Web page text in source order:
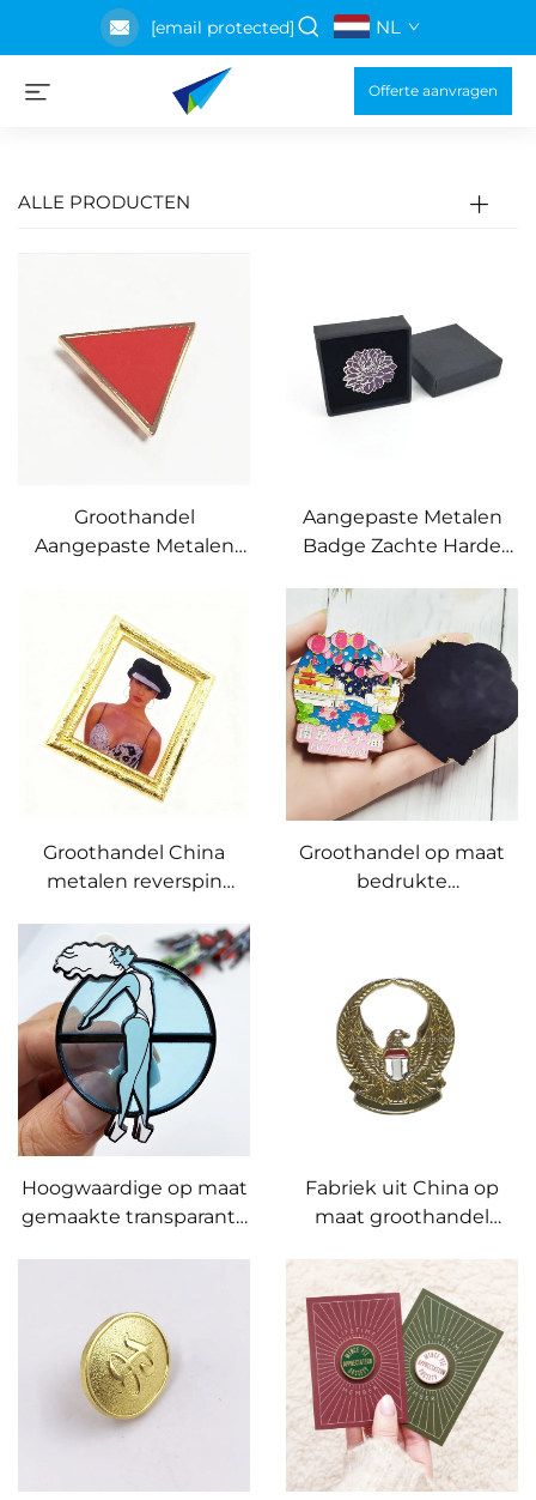
[email protected] NL
Offerte aanvragen
ALLE PRODUCTEN
Groothandel
Aangepaste Metalen
Gepersonaliseerde
Badge Labels voor
Kleding Aangepaste
Driehoek Broche
Aangepaste Metalen
Badge Zachte Harde
Cadeau Emaille
Penningenset
Bloemenpen met
Papieren Doos
Groothandel China
metalen reverspin
geschenken badge foto
harde emaille pin
Groothandel op maat
bedrukte
stickerpin,
koelkastmagneet
Hoogwaardige op maat
gemaakte transparante
Fabriek uit China op
maat groothandel
reverspin zachte
emaille pin